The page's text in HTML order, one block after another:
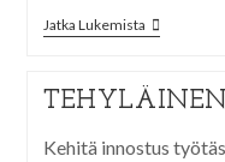
Jatka Lukemista
Kehitä innostus